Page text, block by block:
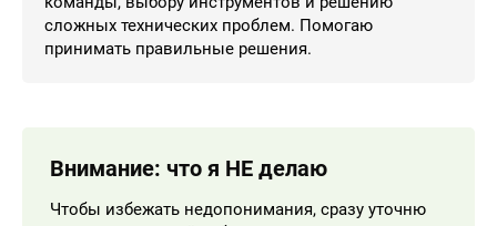
сложных технических проблем. Помогаю
принимать правильные решения.
Внимание: что я НЕ делаю
Чтобы избежать недопонимания, сразу уточню